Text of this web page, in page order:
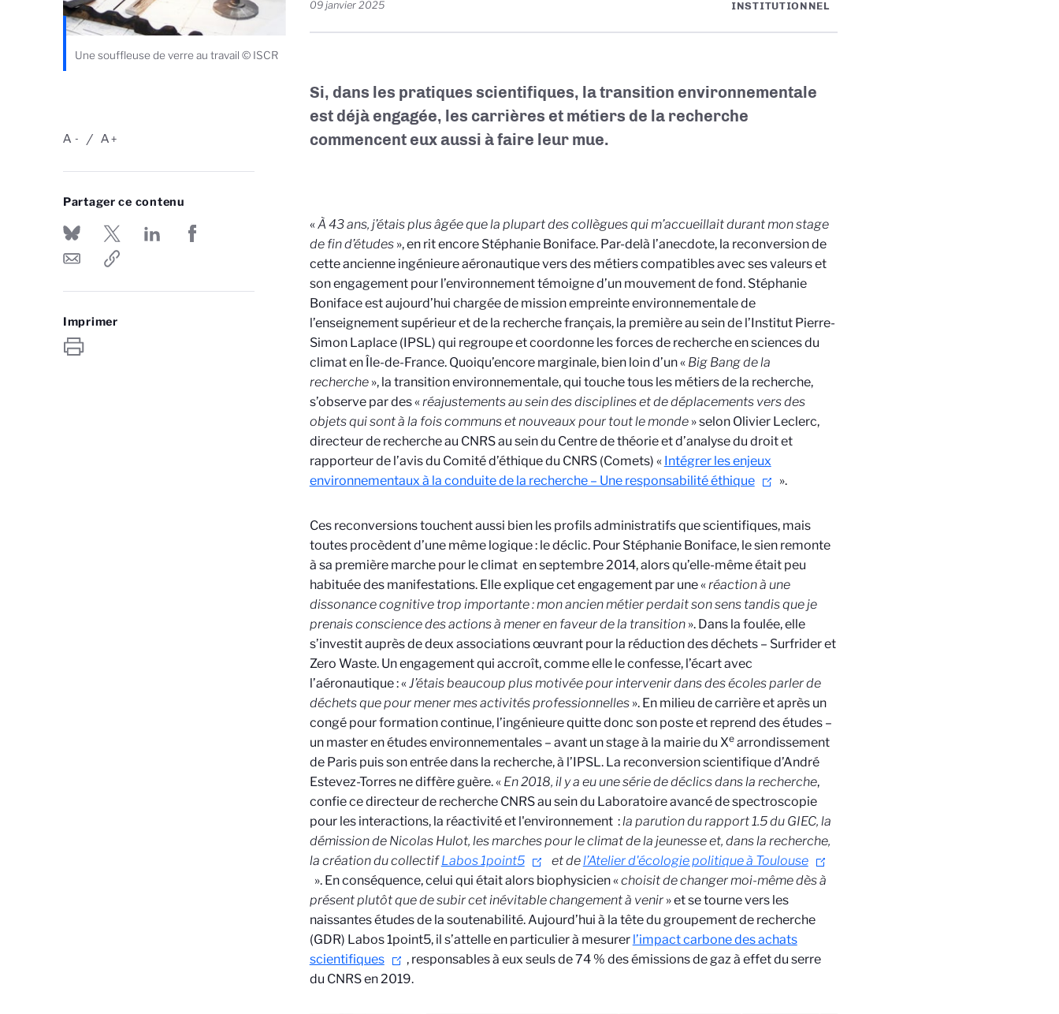
Une souffleuse de verre au travail © ISCR
-
A +
A
Partager ce contenu
Imprimer
09 janvier 2025 INSTITUTIONNEL
Si, dans les pratiques scientifiques, la transition environnementale
est déjà engagée, les carrières et métiers de la recherche
commencent eux aussi à faire leur mue.
«À 43 ans, j’étais plus âgée que la plupart des collègues qui m’accueillait durant mon stage
de fin d’études», en rit encore Stéphanie Boniface. Par-delà l’anecdote, la reconversion de
cette ancienne ingénieure aéronautique vers des métiers compatibles avec ses valeurs et
son engagement pour l’environnement témoigne d’un mouvement de fond. Stéphanie
Boniface est aujourd’hui chargée de mission empreinte environnementale de
l’enseignement supérieur et de la recherche français, la première au sein de l’Institut Pierre-
Simon Laplace (IPSL) qui regroupe et coordonne les forces de recherche en sciences du
climat en Île-de-France. Quoiqu’encore marginale, bien loin d’un « Big Bang de la
recherche», la transition environnementale, qui touche tous les métiers de la recherche,
s’observe par des «réajustements au sein des disciplines et de déplacements vers des
objets qui sont à la fois communs et nouveaux pour tout le monde» selon Olivier Leclerc,
directeur de recherche au CNRS au sein du Centre de théorie et d’analyse du droit et
rapporteur de l’avis du Comité d’éthique du CNRS (Comets) « Intégrer les enjeux
environnementaux à la conduite de la recherche – Une responsabilité éthique
».
Ces reconversions touchent aussi bien les profils administratifs que scientifiques, mais
toutes procèdent d’une même logique : le déclic. Pour Stéphanie Boniface, le sien remonte
à sa première marche pour le climat en septembre 2014, alors qu’elle-même était peu
habituée des manifestations. Elle explique cet engagement par une «réaction à une
dissonance cognitive trop importante : mon ancien métier perdait son sens tandis que je
prenais conscience des actions à mener en faveur de la transition». Dans la foulée, elle
s’investit auprès de deux associations œuvrant pour la réduction des déchets – Surfrider et
Zero Waste. Un engagement qui accroît, comme elle le confesse, l’écart avec
l’aéronautique : «J’étais beaucoup plus motivée pour intervenir dans des écoles parler de
déchets que pour mener mes activités professionnelles ». En milieu de carrière et après un
congé pour formation continue, l’ingénieure quitte donc son poste et reprend des études –
un master en études environnementales – avant un stage à la mairie du Xearrondissement
de Paris puis son entrée dans la recherche, à l’IPSL. La reconversion scientifique d’André
Estevez-Torres ne diffère guère. « En 2018, il y a eu une série de déclics dans la recherche,
confie ce directeur de recherche CNRS au sein du Laboratoire avancé de spectroscopie
pour les interactions, la réactivité et l'environnement :la parution du rapport 1.5 du GIEC, la
démission de Nicolas Hulot, les marches pour le climat de la jeunesse et, dans la recherche,
la création du collectifLabos 1point5 et del’Atelier d'écologie politique à Toulouse
». En conséquence, celui qui était alors biophysicien «choisit de changer moi-même dès à
présent plutôt que de subir cet inévitable changement à venir» et se tourne vers les
naissantes études de la soutenabilité. Aujourd’hui à la tête du groupement de recherche
(GDR) Labos 1point5, il s’attelle en particulier à mesurer l’impact carbone des achats
scientifiques
, responsables à eux seuls de 74 % des émissions de gaz à effet du serre
du CNRS en 2019.